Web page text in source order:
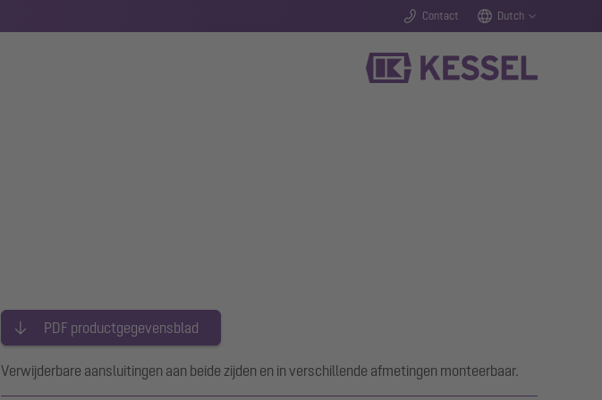
Contact Dutch
PDF productgegevensblad
Verwijderbare aansluitingen aan beide zijden en in verschillende afmetingen monteerbaar.